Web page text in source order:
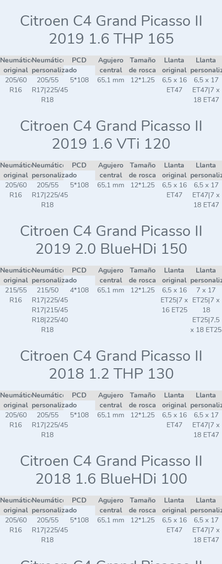
Citroen C4 Grand Picasso II
2019 1.6 THP 165
Neumático
original
Neumático
personalizado
PCD
Agujero
central
Tamaño
de rosca
Llanta
original
Llanta
205/60
R16
205/55
R17|225/45
R18
5*108 65,1 mm 12*1,25
6,5 x 16
ET47
6,5 x 17
ET47|7 x
18 ET47
Citroen C4 Grand Picasso II
2019 1.6 VTi 120
Neumático
original
Neumático
personalizado
PCD
Agujero
central
Tamaño
de rosca
Llanta
original
Llanta
205/60
R16
205/55
R17|225/45
R18
5*108 65,1 mm 12*1,25
6,5 x 16
ET47
6,5 x 17
ET47|7 x
18 ET47
Citroen C4 Grand Picasso II
2019 2.0 BlueHDi 150
Neumático
original
Neumático
personalizado
PCD
Agujero
central
Tamaño
de rosca
Llanta
original
Llanta
215/55
R16
215/50
R17|225/45
R17|215/45
R18|225/40
R18
4*108 65,1 mm 12*1,25
6,5 x 16
ET25|7 x
16 ET25
7 x 17
ET25|7 x
18
ET25|7,5
x 18 ET25
Citroen C4 Grand Picasso II
2018 1.2 THP 130
Neumático
original
Neumático
personalizado
PCD
Agujero
central
Tamaño
de rosca
Llanta
original
Llanta
205/60
R16
205/55
R17|225/45
R18
5*108 65,1 mm 12*1,25
6,5 x 16
ET47
6,5 x 17
ET47|7 x
18 ET47
Citroen C4 Grand Picasso II
2018 1.6 BlueHDi 100
Neumático
original
Neumático
personalizado
PCD
Agujero
central
Tamaño
de rosca
Llanta
original
Llanta
205/60
R16
205/55
R17|225/45
R18
5*108 65,1 mm 12*1,25
6,5 x 16
ET47
6,5 x 17
ET47|7 x
18 ET47